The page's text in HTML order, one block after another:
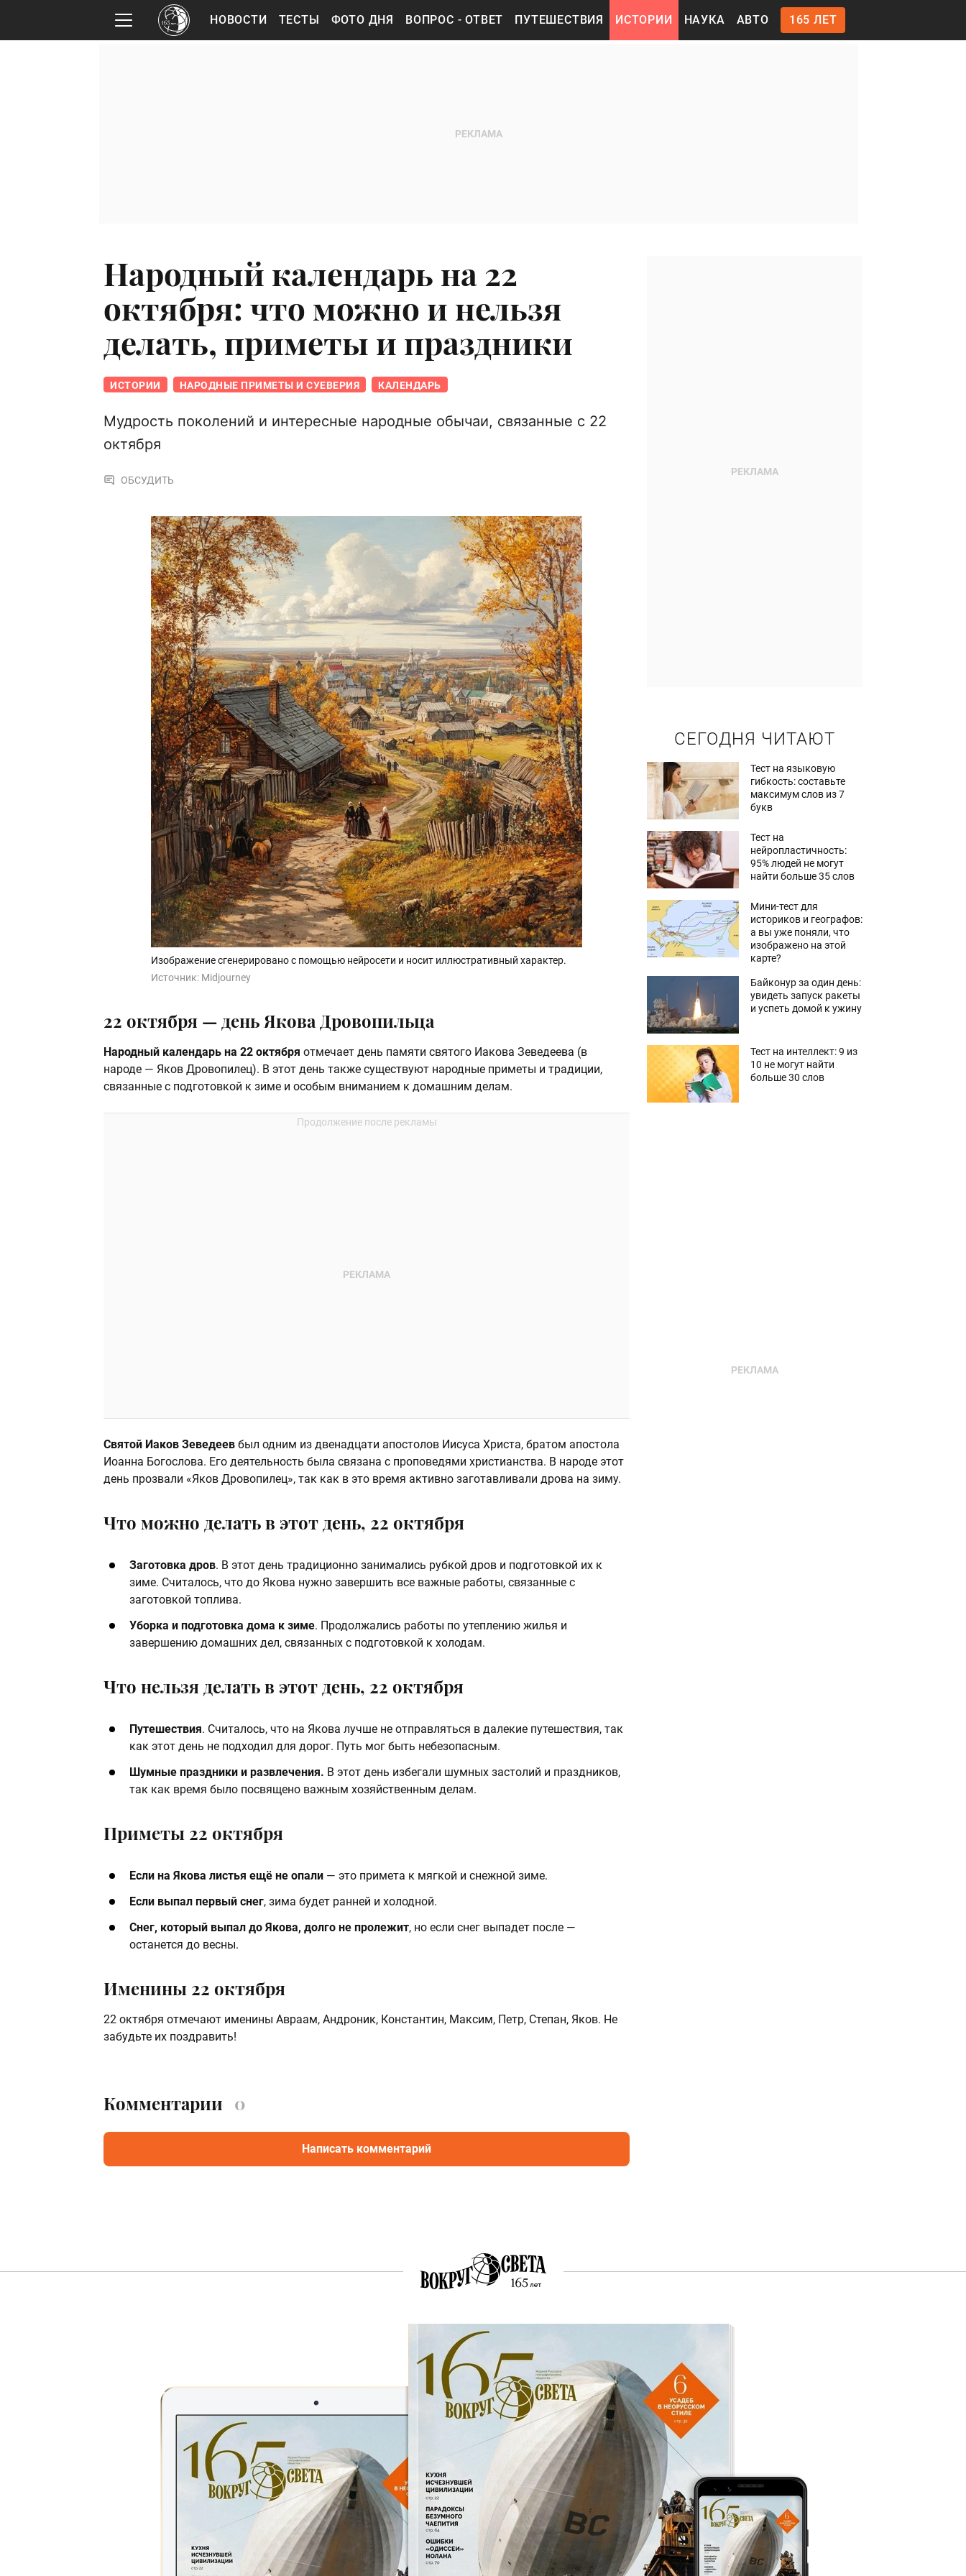
НОВОСТИ ТЕСТЫ ФОТО ДНЯ ВОПРОС - ОТВЕТ ПУТЕШЕСТВИЯ ИСТОРИИ НАУКА АВТО 165 ЛЕТ
Народный календарь на 22
октября: что можно и нельзя
делать, приметы и праздники
ИСТОРИИ НАРОДНЫЕ ПРИМЕТЫ И СУЕВЕРИЯ КАЛЕНДАРЬ
Мудрость поколений и интересные народные обычаи, связанные с 22
октября
ОБСУДИТЬ
Изображение сгенерировано с помощью нейросети и носит иллюстративный характер.
Источник: Midjourney
22 октября — день Якова Дровопильца
Народный календарь на 22 октября отмечает день памяти святого Иакова Зеведеева (в
народе — Яков Дровопилец). В этот день также существуют народные приметы и традиции,
связанные с подготовкой к зиме и особым вниманием к домашним делам.
Святой Иаков Зеведеев был одним из двенадцати апостолов Иисуса Христа, братом апостола
Иоанна Богослова. Его деятельность была связана с проповедями христианства. В народе этот
день прозвали «Яков Дровопилец», так как в это время активно заготавливали дрова на зиму.
Что можно делать в этот день, 22 октября
Заготовка дров. В этот день традиционно занимались рубкой дров и подготовкой их к
зиме. Считалось, что до Якова нужно завершить все важные работы, связанные с
заготовкой топлива.
Уборка и подготовка дома к зиме. Продолжались работы по утеплению жилья и
завершению домашних дел, связанных с подготовкой к холодам.
Что нельзя делать в этот день, 22 октября
Путешествия. Считалось, что на Якова лучше не отправляться в далекие путешествия, так
как этот день не подходил для дорог. Путь мог быть небезопасным.
Шумные праздники и развлечения. В этот день избегали шумных застолий и праздников,
так как время было посвящено важным хозяйственным делам.
Приметы 22 октября
Если на Якова листья ещё не опали — это примета к мягкой и снежной зиме.
Если выпал первый снег, зима будет ранней и холодной.
Снег, который выпал до Якова, долго не пролежит, но если снег выпадет после —
останется до весны.
Именины 22 октября
22 октября отмечают именины Авраам, Андроник, Константин, Максим, Петр, Степан, Яков. Не
забудьте их поздравить!
СЕГОДНЯ ЧИТАЮТ
Тест на языковую
гибкость: составьте
максимум слов из 7
букв
Тест на
нейропластичность:
95% людей не могут
найти больше 35 слов
Мини-тест для
историков и географов:
а вы уже поняли, что
изображено на этой
карте?
Байконур за один день:
увидеть запуск ракеты
и успеть домой к ужину
Тест на интеллект: 9 из
10 не могут найти
больше 30 слов
Комментарии 0
Написать комментарий